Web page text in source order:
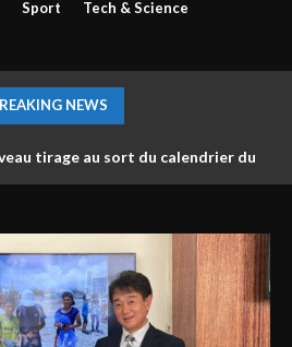
Sport
Tech & Science
NEWS
tirage au sort du calendrier du